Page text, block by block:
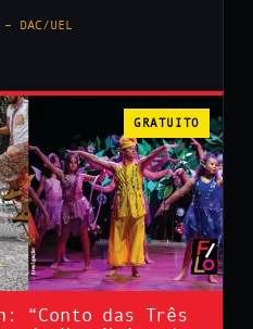
UEL
GRATUITO
“Conto das Três